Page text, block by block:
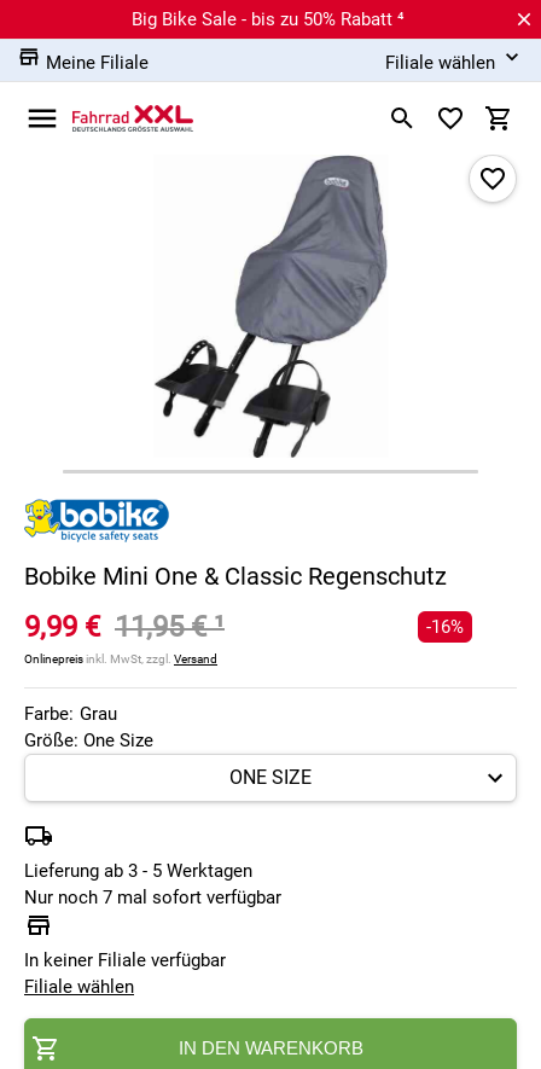
Big Bike Sale - bis zu 50% Rabatt ⁴
Meine Filiale
Filiale wählen
Bobike Mini One & Classic Regenschutz
9,99 € 11,95 €¹
Onlinepreisinkl. MwSt, zzgl. Versand
-16%
Farbe: Grau
Größe: One Size
Lieferung ab 3 - 5 Werktagen
Nur noch 7 mal sofort verfügbar
In keiner Filiale verfügbar
Filiale wählen
IN DEN WARENKORB